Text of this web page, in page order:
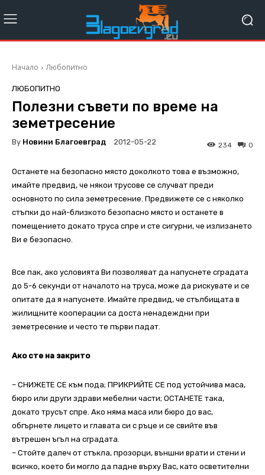
Начало Любопитно
ЛЮБОПИТНО
Полезни съвети по време на
земетресение
By Новини Благоевград 2012-05-22 0
234
Останете на безопасно място доколкото това е възможно,
имайте предвид, че някои трусове се случват преди
основното по сила земетресение. Предвижете се с няколко
стъпки до най-близкото безопасно място и останете в
помещението докато труса спре и сте сигурни, че излизането
Ви е безопасно.
Все пак, ако условията Ви позволяват да напуснете сградата
до 5-6 секунди от началото на труса, може да рискувате и се
опитате да я напуснете. Имайте предвид, че стълбищата в
жилищните кооперации са доста ненадеждни при
земетресение и често те първи падат.
Ако сте на закрито
– СНИЖЕТЕ СЕ към пода; ПРИКРИЙТЕ СЕ под устойчива маса,
бюро или други здрави мебелни части; ОСТАНЕТЕ така,
докато трусът спре. Ако няма маса или бюро до вас,
обгърнете лицето и главата си с ръце и се свийте във
вътрешен ъгъл на сградата.
– Стойте далеч от стъкла, прозорци, външни врати и стени и
всичко, което би могло да падне върху Вас, като осветителни